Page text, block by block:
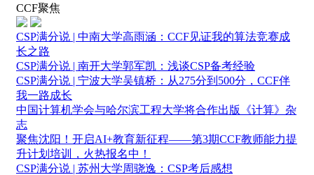
CCF聚焦
CSP满分说 | 中南大学高雨涵：CCF见证我的算法竞赛成
长之路
CSP满分说 | 南开大学郭军凯：浅谈CSP备考经验
CSP满分说 | 宁波大学吴镇桥：从275分到500分，CCF伴
我一路成长
中国计算机学会与哈尔滨工程大学将合作出版《计算》杂
志
聚焦沈阳！开启AI+教育新征程——第3期CCF教师能力提
升计划培训，火热报名中！
CSP满分说 | 苏州大学周骁逸：CSP考后感想